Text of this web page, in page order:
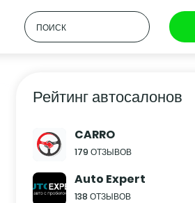
Рейтинг автосалонов
CARRO
179 ОТЗЫВОВ
Auto Expert
138 ОТЗЫВОВ